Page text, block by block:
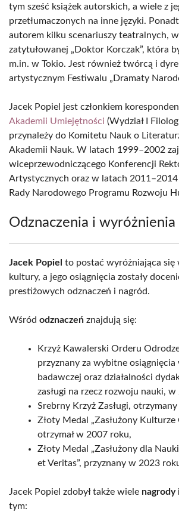
tym sześć książek autorskich, a wiele z
przetłumaczonych na inne języki.
autorem kilku scenariuszy teatralnych,
zatytułowanej „Doktor Korczak”, która
m.in. w Tokio. Jest również twórcą i
artystycznym Festiwalu „Dramaty
Jacek Popiel jest członkiem
Akademii Umiejętności (Wydział I
przynależy do Komitetu Nauk o
Akademii Nauk. W latach 1999–2002
wiceprzewodniczącego Konferencji
Artystycznych oraz w latach 2011–2014
Rady Narodowego Programu Rozwoju
Odznaczenia i wyróżnienia
Jacek Popiel to postać wyróżniająca się
kultury, a jego osiągnięcia zostały
prestiżowych odznaczeń i nagród.
Wśród odznaczeń znajdują się:
Krzyż Kawalerski Orderu
przyznany za wybitne
badawczej oraz działalności
zasługi na rzecz rozwoju nauki,
Srebrny Krzyż Zasługi,
Złoty Medal „Zasłużony
otrzymał w 2007 roku,
Złoty Medal „Zasłużony dla
et Veritas”, przyznany w 2023
Jacek Popiel zdobył także wiele nagrody
tym: